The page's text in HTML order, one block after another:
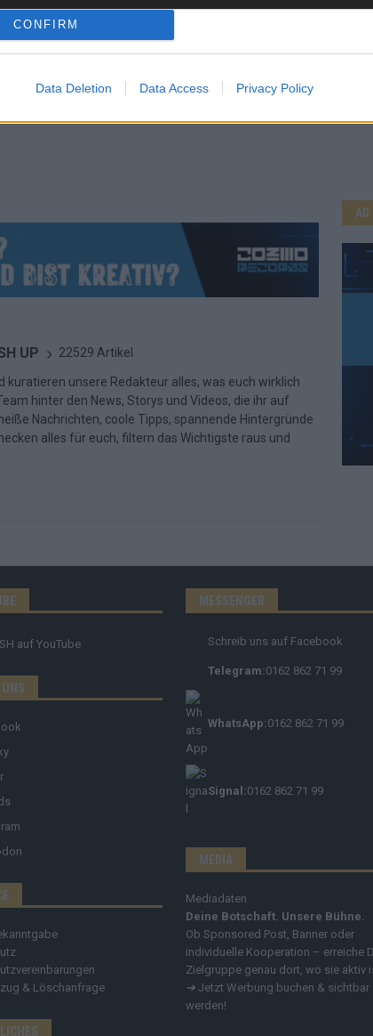
CONFIRM
Data Deletion Data Access Privacy Policy
UP 22529 Artikel
kuratieren unsere Redakteur alles, was euch wirklich
hinter den News, Storys und Videos, die ihr auf
Nachrichten, coole Tipps, spannende Hintergründe
alles für euch, filtern das Wichtigste raus und
AD
auf YouTube
UNS
& Löschanfrage
MESSENGER
Schreib uns auf Facebook
Telegram:0162 862 71 99
WhatsApp:0162 862 71 99
Signal:0162 862 71 99
MEDIA
Mediadaten
Deine Botschaft. Unsere Bühne.
Ob Sponsored Post, Banner oder
individuelle Kooperation – erreiche
Zielgruppe genau dort, wo sie aktiv
➔ Jetzt Werbung buchen & sichtbar
werden!